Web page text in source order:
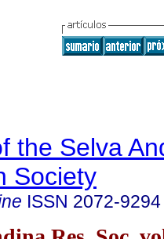
the Selva
Society
ISSN 2072-9294